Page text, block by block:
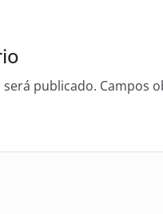
será publicado. Campos